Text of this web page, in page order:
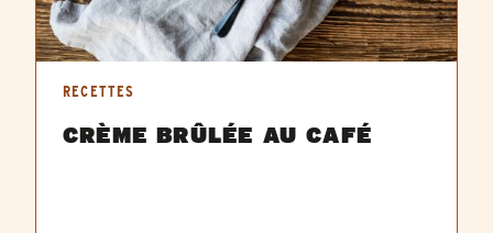
RECETTES
CRÈME BRÛLÉE AU CAFÉ